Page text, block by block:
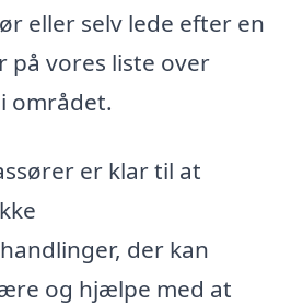
eller selv lede efter en
på vores liste over
området.
er klar til at
der kan
og hjælpe med at